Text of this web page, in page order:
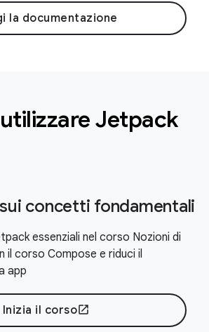
la documentazione
Jetpack
concetti fondamentali
essenziali nel corso Nozioni di
il corso Compose e riduci il
app
Inizia il corsoopen_in_new